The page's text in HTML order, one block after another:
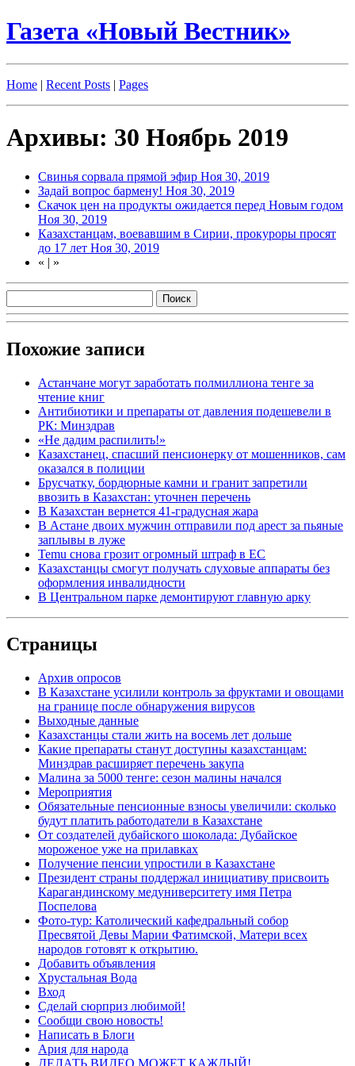
Газета «Новый Вестник»
Home | Recent Posts | Pages
Архивы: 30 Ноябрь 2019
Свинья сорвала прямой эфир Ноя 30, 2019
Задай вопрос бармену! Ноя 30, 2019
Скачок цен на продукты ожидается перед Новым годом
Ноя 30, 2019
Казахстанцам, воевавшим в Сирии, прокуроры просят
до 17 лет Ноя 30, 2019
« | »
Похожие записи
Астанчане могут заработать полмиллиона тенге за
чтение книг
Антибиотики и препараты от давления подешевели в
РК: Минздрав
«Не дадим распилить!»
Казахстанец, спасший пенсионерку от мошенников, сам
оказался в полиции
Брусчатку, бордюрные камни и гранит запретили
ввозить в Казахстан: уточнен перечень
В Казахстан вернется 41-градусная жара
В Астане двоих мужчин отправили под арест за пьяные
заплывы в луже
Temu снова грозит огромный штраф в ЕС
Казахстанцы смогут получать слуховые аппараты без
оформления инвалидности
В Центральном парке демонтируют главную арку
Страницы
Архив опросов
В Казахстане усилили контроль за фруктами и овощами
на границе после обнаружения вирусов
Выходные данные
Казахстанцы стали жить на восемь лет дольше
Какие препараты станут доступны казахстанцам:
Минздрав расширяет перечень закупа
Малина за 5000 тенге: сезон малины начался
Мероприятия
Обязательные пенсионные взносы увеличили: сколько
будут платить работодатели в Казахстане
От создателей дубайского шоколада: Дубайское
мороженое уже на прилавках
Получение пенсии упростили в Казахстане
Президент страны поддержал инициативу присвоить
Карагандинскому медуниверситету имя Петра
Поспелова
Фото-тур: Католический кафедральный собор
Пресвятой Девы Марии Фатимской, Матери всех
народов готовят к открытию.
Добавить объявления
Хрустальная Вода
Вход
Сделай сюрприз любимой!
Сообщи свою новость!
Написать в Блоги
Ария для народа